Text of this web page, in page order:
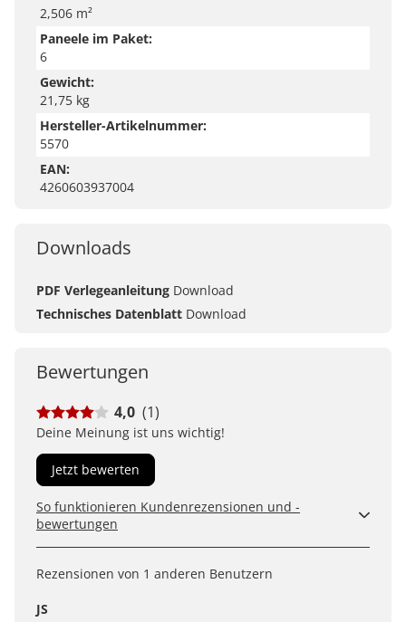
2,506 m²
Paneele im Paket:
6
Gewicht:
21,75 kg
Hersteller-Artikelnummer:
5570
EAN:
4260603937004
Downloads
PDF Verlegeanleitung Download
Technisches Datenblatt Download
Bewertungen
4,0 (1)
Deine Meinung ist uns wichtig!
Jetzt bewerten
So funktionieren Kundenrezensionen und -
bewertungen
zu können. Uns ist wichtig, transparent zu zeigen, wie
Hinweis Verifizierter Kauf bedeutet.
Rezensionen von 1 anderen Benutzern
JS